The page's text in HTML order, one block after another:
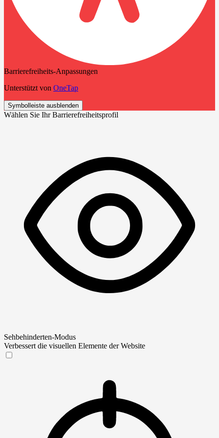
Barrierefreiheits-Anpassungen
Unterstützt von OneTap
Symbolleiste ausblenden
Wählen Sie Ihr Barrierefreiheitsprofil
Sehbehinderten-Modus
Verbessert die visuellen Elemente der Website